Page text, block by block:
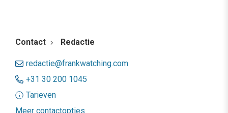
Contact Redactie
redactie@frankwatching.com
+31 30 200 1045
Tarieven
Meer contactopties